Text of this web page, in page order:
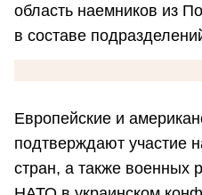
область наемников из
в составе
Европейские и
подтверждают участие
стран, а также военных